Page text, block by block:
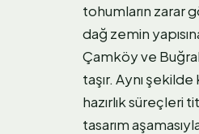
tohumların zarar
dağ zemin
Çamköy ve
taşır. Aynı
hazırlık süreçleri
tasarım